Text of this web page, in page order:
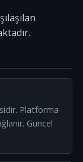
Platforma
Güncel